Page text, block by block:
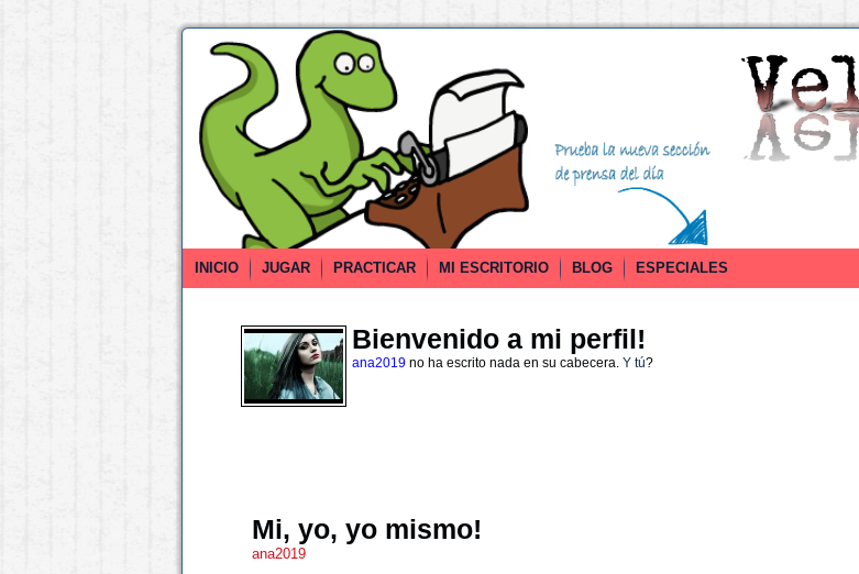
INICIO JUGAR PRACTICAR MI ESCRITORIO BLOG ESPECIALES
Bienvenido a mi perfil!
ana2019no ha escrito nada en su cabecera. Y tú?
Mi, yo, yo mismo!
ana2019